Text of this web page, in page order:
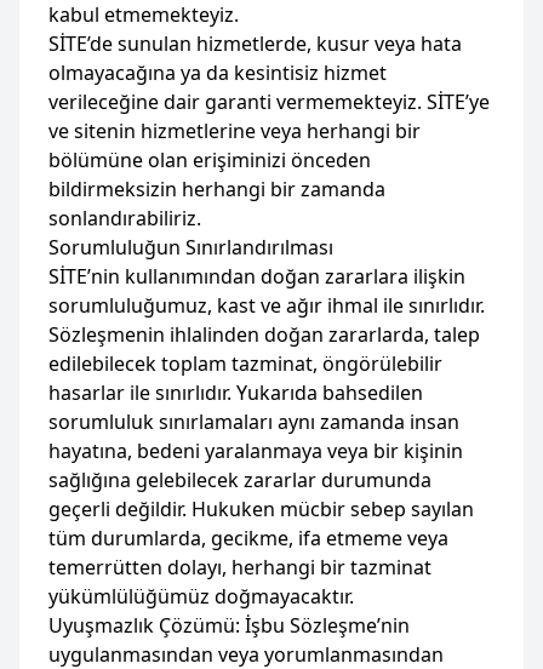
kabul etmemekteyiz.
SİTE’de sunulan hizmetlerde, kusur veya hata
olmayacağına ya da kesintisiz hizmet
verileceğine dair garanti vermemekteyiz. SİTE’ye
ve sitenin hizmetlerine veya herhangi bir
bölümüne olan erişiminizi önceden
bildirmeksizin herhangi bir zamanda
sonlandırabiliriz.
Sorumluluğun Sınırlandırılması
SİTE’nin kullanımından doğan zararlara ilişkin
sorumluluğumuz, kast ve ağır ihmal ile sınırlıdır.
Sözleşmenin ihlalinden doğan zararlarda, talep
edilebilecek toplam tazminat, öngörülebilir
hasarlar ile sınırlıdır. Yukarıda bahsedilen
sorumluluk sınırlamaları aynı zamanda insan
hayatına, bedeni yaralanmaya veya bir kişinin
sağlığına gelebilecek zararlar durumunda
geçerli değildir. Hukuken mücbir sebep sayılan
tüm durumlarda, gecikme, ifa etmeme veya
temerrütten dolayı, herhangi bir tazminat
yükümlülüğümüz doğmayacaktır.
Uyuşmazlık Çözümü: İşbu Sözleşme’nin
uygulanmasından veya yorumlanmasından